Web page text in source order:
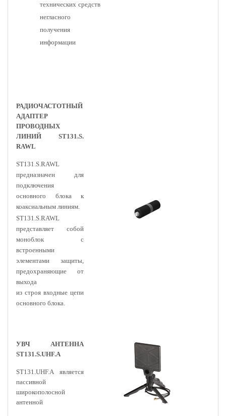
технических средств
негласного
получения
информации
РАДИОЧАСТОТНЫЙ
АДАПТЕР
ПРОВОДНЫХ
ЛИНИЙ ST131.S.
RAWL
ST131.S.RAWL
предназначен для
подключения
основного блока к
коаксиальным линиям.
ST131.S.RAWL
представляет собой
моноблок c
встроенными
элементами защиты,
предохраняющие от
выхода
из строя входные цепи
основного блока.
УВЧ АНТЕННА
ST131.S.UHF.A
ST131.UHF.A является
пассивной
широкополосной
антенной